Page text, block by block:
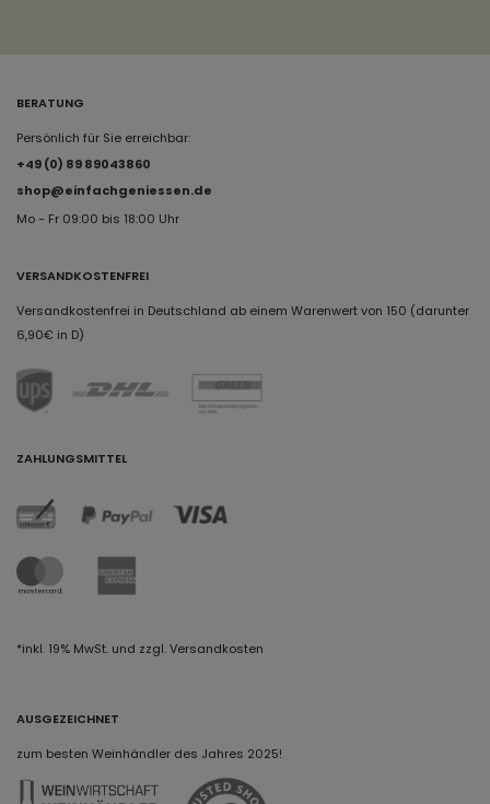
BERATUNG
Persönlich für Sie erreichbar:
+49 (0) 89 89043860
shop@einfachgeniessen.de
Mo - Fr 09:00 bis 18:00 Uhr
VERSANDKOSTENFREI
Versandkostenfrei in Deutschland ab einem Warenwert von 150 (darunter
6,90€ in D)
ZAHLUNGSMITTEL
*inkl. 19% MwSt. und zzgl. Versandkosten
AUSGEZEICHNET
zum besten Weinhändler des Jahres 2025!